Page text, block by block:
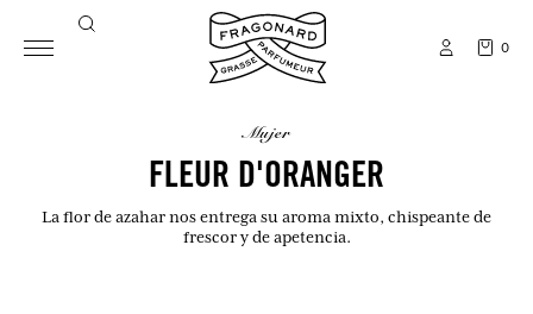
0
mujer
FLEUR D'ORANGER
La flor de azahar nos entrega su aroma mixto, chispeante de
frescor y de apetencia.